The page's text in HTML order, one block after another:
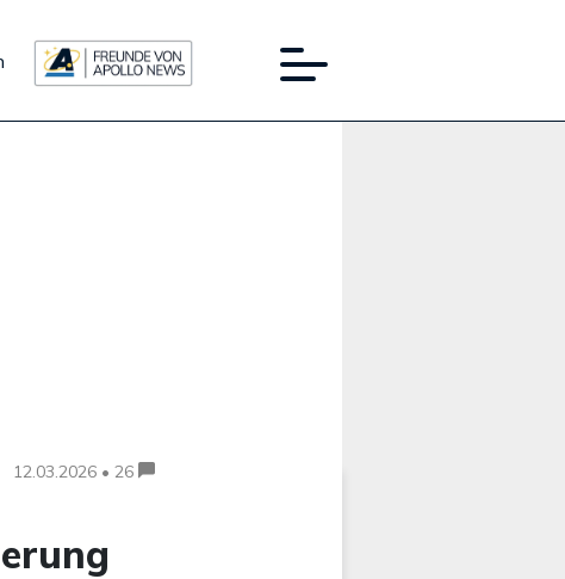
12.03.2026 • 26